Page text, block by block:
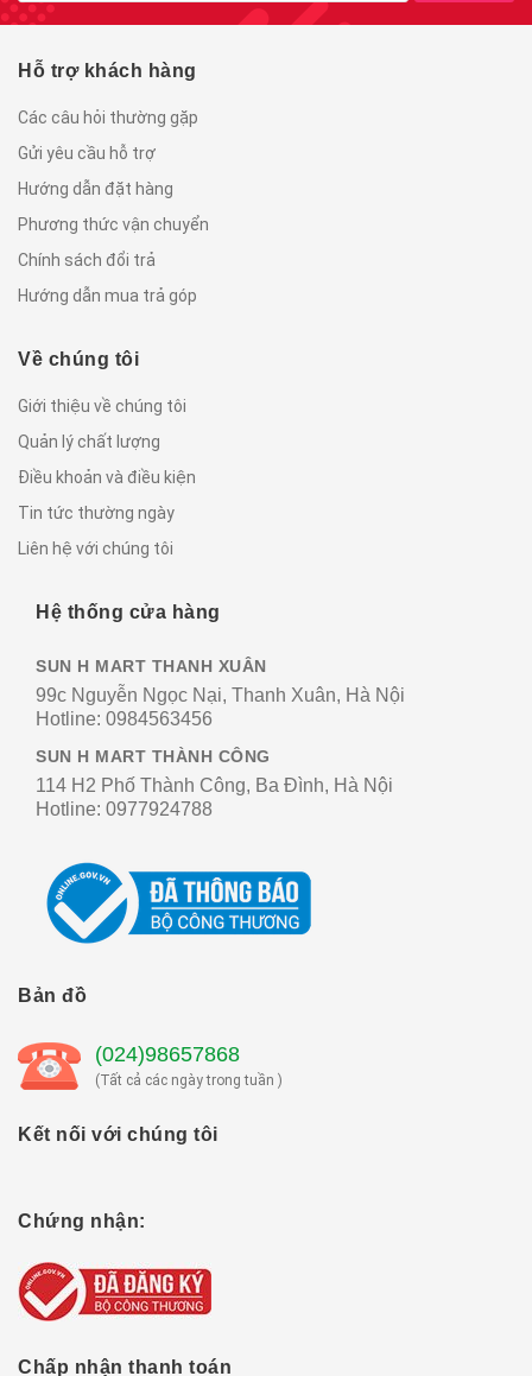
Hỗ trợ khách hàng
Các câu hỏi thường gặp
Gửi yêu cầu hỗ trợ
Hướng dẫn đặt hàng
Phương thức vận chuyển
Chính sách đổi trả
Hướng dẫn mua trả góp
Về chúng tôi
Giới thiệu về chúng tôi
Quản lý chất lượng
Điều khoản và điều kiện
Tin tức thường ngày
Liên hệ với chúng tôi
Hệ thống cửa hàng
SUN H MART THANH XUÂN
99c Nguyễn Ngọc Nại, Thanh Xuân, Hà Nội
Hotline: 0984563456
SUN H MART THÀNH CÔNG
114 H2 Phố Thành Công, Ba Đình, Hà Nội
Hotline: 0977924788
Bản đồ
(024)98657868
(Tất cả các ngày trong tuần )
Kết nối với chúng tôi
Chứng nhận:
Chấp nhận thanh toán